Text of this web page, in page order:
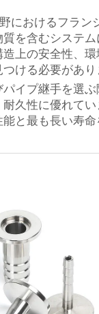
におけるフラン
を含むシステ
上の安全性、
ける必要があり
イプ継手を選
久性に優れて
と最も長い寿